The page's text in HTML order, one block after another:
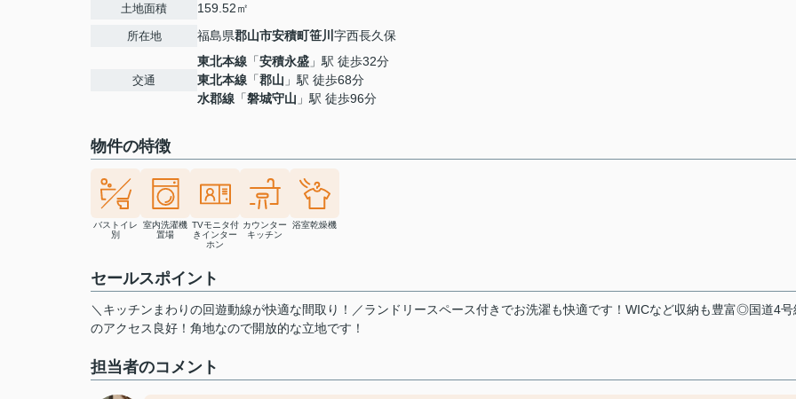
土地面積 159.52㎡
所在地 福島県郡山市安積町笹川 字西長久保
交通
東北本線 「安積永盛 」駅 徒歩32分
東北本線 「郡山 」駅 徒歩68分
水郡線 「磐城守山 」駅 徒歩96分
物件の特徴
バストイレ
別
室内洗濯機
置場
TVモニタ付
きインター
ホン
カウンター
キッチン
浴室乾燥機
セールスポイント
＼キッチンまわりの回遊動線が快適な間取り！／ランドリースペース付きでお洗濯も快適です！WICなど収納も豊富◎国道4号
のアクセス良好！角地なので開放的な立地です！
担当者のコメント